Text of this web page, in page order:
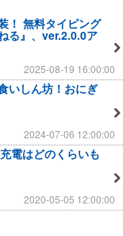
！ 無料タイピング
る』、ver.2.0.0ア
2025-08-19 16:00:00
いしん坊！おにぎ
2024-07-06 12:00:00
電はどのくらいも
2020-05-05 12:00:00